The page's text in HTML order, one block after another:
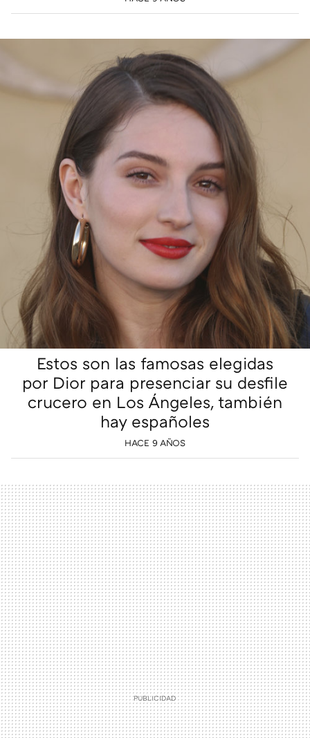
Estos son las famosas elegidas
por Dior para presenciar su desfile
crucero en Los Ángeles, también
hay españoles
HACE 9 AÑOS